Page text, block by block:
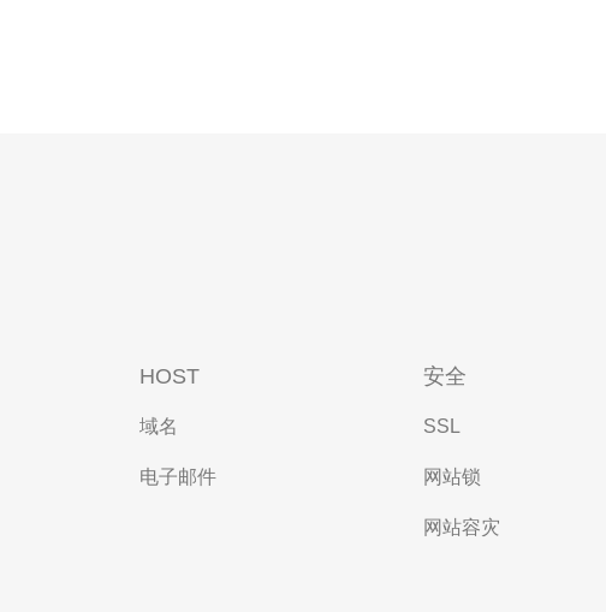
HOST
域名
电子邮件
安全
SSL
网站锁
网站容灾